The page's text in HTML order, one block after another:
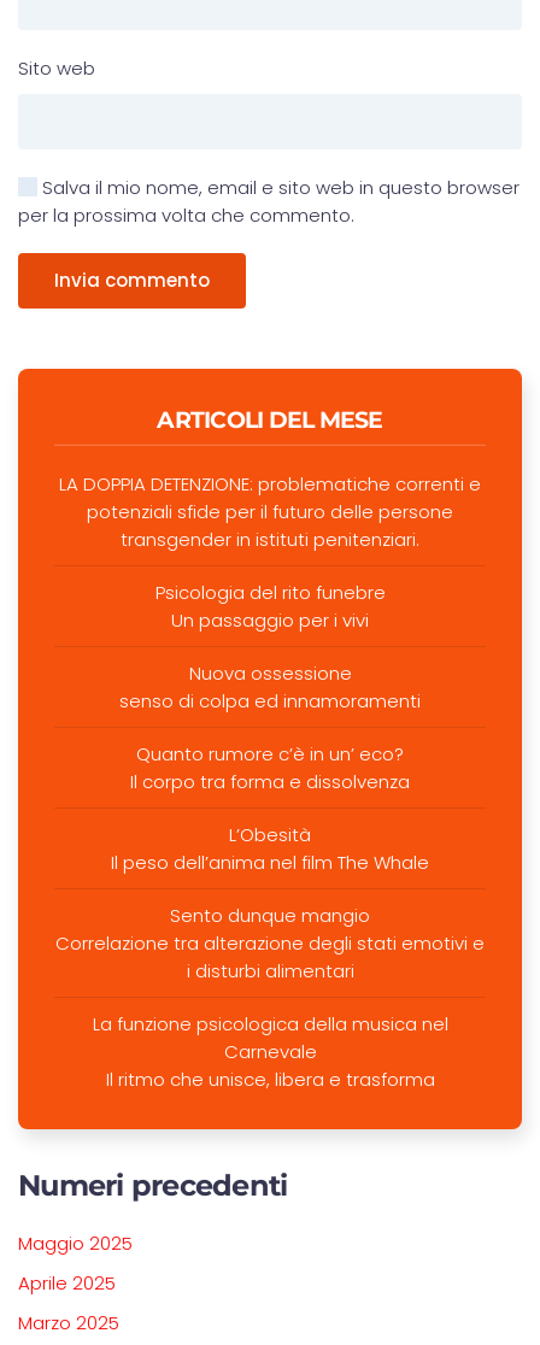
Sito web
Salva il mio nome, email e sito web in questo browser
per la prossima volta che commento.
Invia commento
ARTICOLI DEL MESE
LA DOPPIA DETENZIONE: problematiche correnti e
potenziali sfide per il futuro delle persone
transgender in istituti penitenziari.
Psicologia del rito funebre
Un passaggio per i vivi
Nuova ossessione
senso di colpa ed innamoramenti
Quanto rumore c’è in un’ eco?
Il corpo tra forma e dissolvenza
L’Obesità
Il peso dell’anima nel film The Whale
Sento dunque mangio
Correlazione tra alterazione degli stati emotivi e
i disturbi alimentari
La funzione psicologica della musica nel
Carnevale
Il ritmo che unisce, libera e trasforma
Numeri precedenti
Maggio 2025
Aprile 2025
Marzo 2025